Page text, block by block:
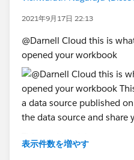
2021年9月17日 22:13
@Darnell Cloud​ this is
opened your workbook
published on the server.
表示件数を増やす